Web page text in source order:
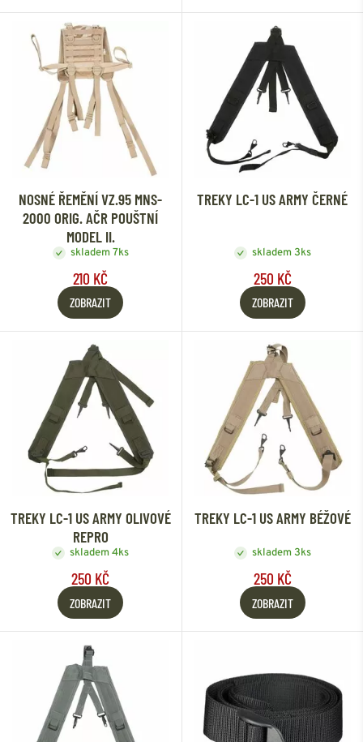
NOSNÉ ŘEMĚNÍ VZ.95 MNS-
2000 ORIG. AČR POUŠTNÍ
MODEL II.
skladem 7ks
210 KČ
ZOBRAZIT
TREKY LC-1 US ARMY ČERNÉ
skladem 3ks
250 KČ
ZOBRAZIT
TREKY LC-1 US ARMY OLIVOVÉ
REPRO
skladem 4ks
250 KČ
ZOBRAZIT
TREKY LC-1 US ARMY BÉŽOVÉ
skladem 3ks
250 KČ
ZOBRAZIT